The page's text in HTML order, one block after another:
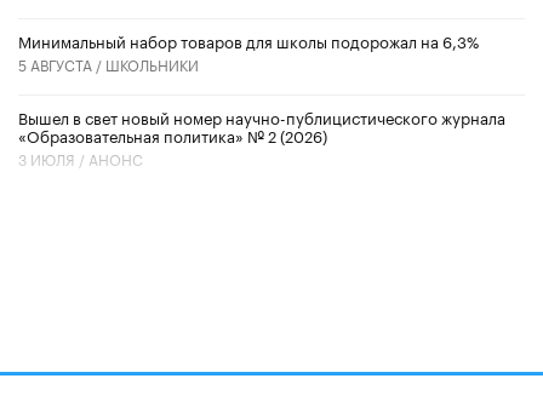
Минимальный набор товаров для школы подорожал на 6,3%
5 АВГУСТА / ШКОЛЬНИКИ
Вышел в свет новый номер научно-публицистического журнала
«Образовательная политика» № 2 (2026)
3 ИЮЛЯ / АНОНС